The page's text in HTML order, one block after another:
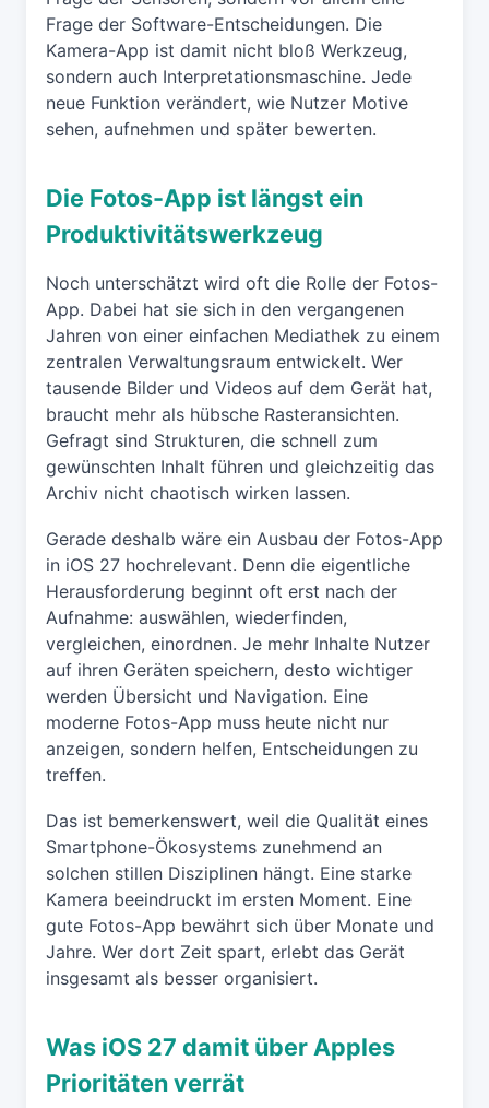
Frage der Software-Entscheidungen. Die
Kamera-App ist damit nicht bloß Werkzeug,
sondern auch Interpretationsmaschine. Jede
neue Funktion verändert, wie Nutzer Motive
sehen, aufnehmen und später bewerten.
Die Fotos-App ist längst ein
Produktivitätswerkzeug
Noch unterschätzt wird oft die Rolle der Fotos-
App. Dabei hat sie sich in den vergangenen
Jahren von einer einfachen Mediathek zu einem
zentralen Verwaltungsraum entwickelt. Wer
tausende Bilder und Videos auf dem Gerät hat,
braucht mehr als hübsche Rasteransichten.
Gefragt sind Strukturen, die schnell zum
gewünschten Inhalt führen und gleichzeitig das
Archiv nicht chaotisch wirken lassen.
Gerade deshalb wäre ein Ausbau der Fotos-App
in iOS 27 hochrelevant. Denn die eigentliche
Herausforderung beginnt oft erst nach der
Aufnahme: auswählen, wiederfinden,
vergleichen, einordnen. Je mehr Inhalte Nutzer
auf ihren Geräten speichern, desto wichtiger
werden Übersicht und Navigation. Eine
moderne Fotos-App muss heute nicht nur
anzeigen, sondern helfen, Entscheidungen zu
treffen.
Das ist bemerkenswert, weil die Qualität eines
Smartphone-Ökosystems zunehmend an
solchen stillen Disziplinen hängt. Eine starke
Kamera beeindruckt im ersten Moment. Eine
gute Fotos-App bewährt sich über Monate und
Jahre. Wer dort Zeit spart, erlebt das Gerät
insgesamt als besser organisiert.
Was iOS 27 damit über Apples
Prioritäten verrät